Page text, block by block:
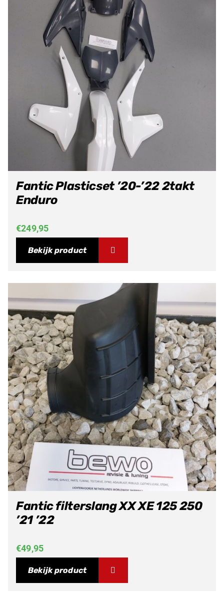
Fantic Plasticset ’20-’22 2takt
Enduro
€249,95
Bekijk product
Fantic filterslang XX XE 125 250
’21 ’22
€49,95
Bekijk product